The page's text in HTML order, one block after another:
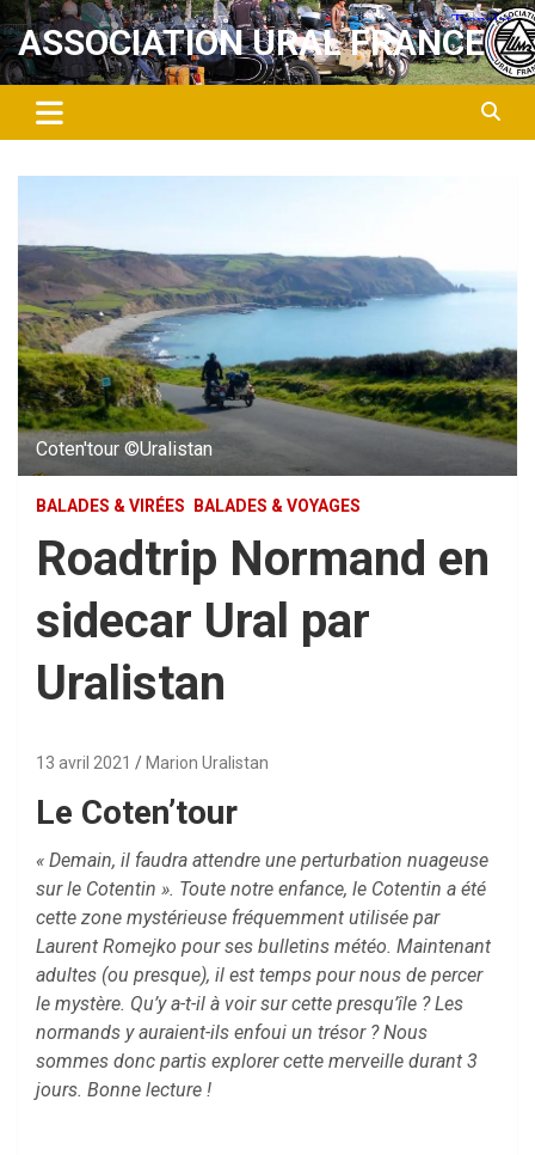
Aller
au
contenu
ASSOCIATION URAL FRANCE
Coten'tour ©Uralistan
BALADES & VIRÉES BALADES & VOYAGES
Roadtrip Normand en
sidecar Ural par
Uralistan
13 avril 2021 Marion Uralistan
Le Coten’tour
« Demain, il faudra attendre une perturbation nuageuse
sur le Cotentin ». Toute notre enfance, le Cotentin a été
cette zone mystérieuse fréquemment utilisée par
Laurent Romejko pour ses bulletins météo. Maintenant
adultes (ou presque), il est temps pour nous de percer
le mystère. Qu’y a-t-il à voir sur cette presqu’île ? Les
normands y auraient-ils enfoui un trésor ? Nous
sommes donc partis explorer cette merveille durant 3
jours. Bonne lecture !